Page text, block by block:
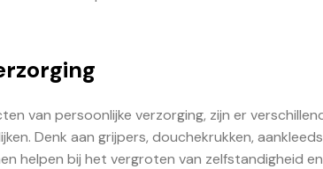
van persoonlijke verzorging, zijn er
Denk aan grijpers, douchekrukken,
helpen bij het vergroten van zelfstandigheid